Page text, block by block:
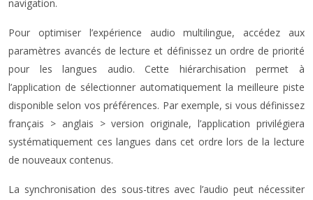
navigation.
Pour optimiser l’expérience audio multilingue, accédez aux
paramètres avancés de lecture et définissez un ordre de priorité
pour les langues audio. Cette hiérarchisation permet à
l’application de sélectionner automatiquement la meilleure piste
disponible selon vos préférences. Par exemple, si vous définissez
français > anglais > version originale, l’application privilégiera
systématiquement ces langues dans cet ordre lors de la lecture
de nouveaux contenus.
La synchronisation des sous-titres avec l’audio peut nécessiter